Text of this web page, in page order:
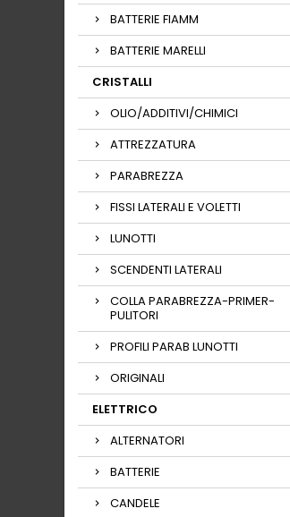
BATTERIE FIAMM
BATTERIE MARELLI
CRISTALLI
OLIO/ADDITIVI/CHIMICI
ATTREZZATURA
PARABREZZA
FISSI LATERALI E VOLETTI
LUNOTTI
SCENDENTI LATERALI
COLLA PARABREZZA-PRIMER-
PULITORI
PROFILI PARAB LUNOTTI
ORIGINALI
ELETTRICO
ALTERNATORI
BATTERIE
CANDELE